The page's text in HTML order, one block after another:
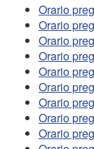
Orario
Orario
Orario
Orario
Orario
Orario
Orario
Orario
Orario